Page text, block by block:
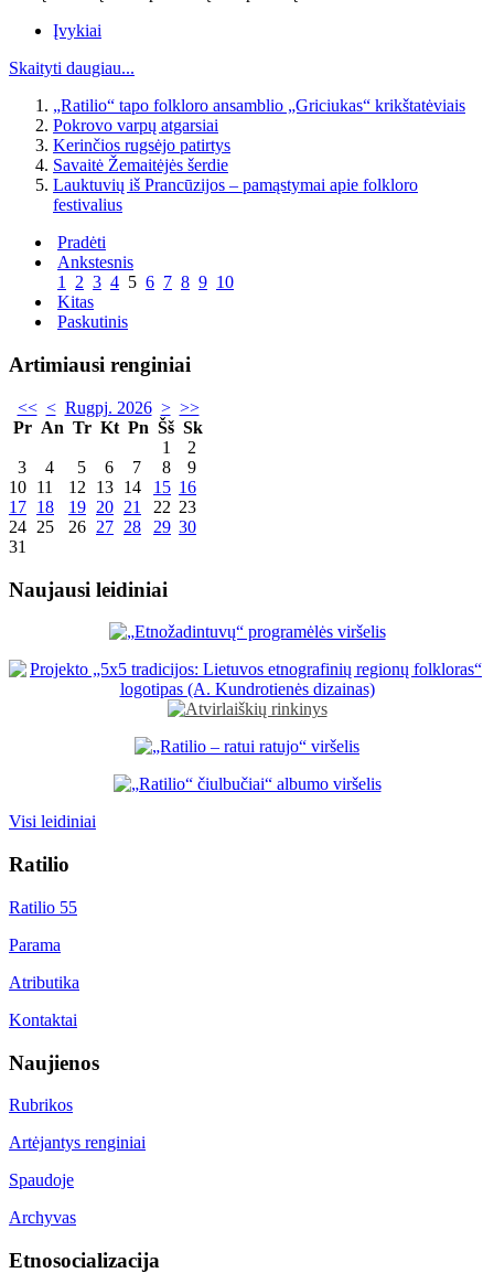
Įvykiai
Skaityti daugiau...
„Ratilio“ tapo folkloro ansamblio „Griciukas“ krikštatėviais
Pokrovo varpų atgarsiai
Kerinčios rugsėjo patirtys
Savaitė Žemaitėjės šerdie
Lauktuvių iš Prancūzijos – pamąstymai apie folkloro
festivalius
Pradėti
Ankstesnis
1 2 3 4 5 6 7 8 9 10
Kitas
Paskutinis
Artimiausi renginiai
<< < Rugpj. 2026 > >>
Pr An Tr Kt Pn Šš Sk
1
2
3
4 5 6 7 8
9
10 11 12 13 14 15 16
17 18 19 20 21 22 23
24 25 26 27 28 29 30
31
Naujausi leidiniai
Visi leidiniai
Ratilio
Ratilio 55
Parama
Atributika
Kontaktai
Naujienos
Rubrikos
Artėjantys renginiai
Spaudoje
Archyvas
Etnosocializacija